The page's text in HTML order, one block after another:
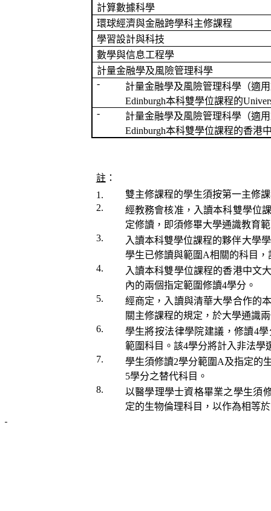
計算數據科學
環球經濟與金融跨學科主修課程
學習設計與科技
數學與信息工程學
計量金融學及風險管理科學
-
計量金融學及風險管理科學（適
Edinburgh本科雙學位課程的
-
計量金融學及風險管理科學（適
Edinburgh本科雙學位課程的香港
註 ：
1.
雙主修課程的學生須按第一主修
2.
經教務會核准，入讀本科雙學位
定修讀，即須修畢大學通識教育
3.
入讀本科雙學位課程的夥伴大學
學生已修讀與範圍 A相關的科目，
4.
入讀本科雙學位課程的香港中文
內的兩個指定範圍修讀4學分 。
5.
經商定， 入讀與清華大學合作的
關主修課程的規定 ， 於大學通識
6.
學生將按法律學院建議，修讀4學
範圍科目。該4學分將計入非法學
7.
學生須修讀2學分範圍 A及指定的
5學分之替代科目 。
8.
以醫學理學士資格畢業之學生須
定的生物倫理科目，以作為相等